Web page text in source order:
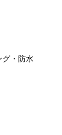
グ・防水